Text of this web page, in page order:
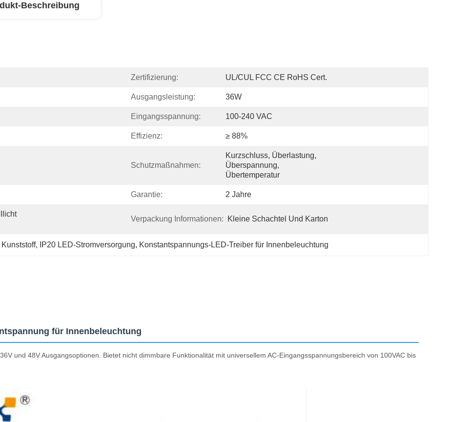
Beschreibung
Zertifizierung: UL/cUL FCC CE RoHS Cert.
Ausgangsleistung: 36W
Eingangsspannung: 100-240 VAC
Effizienz: ≥ 88%
Schutzmaßnahmen:
Kurzschluss, Überlastung,
Überspannung,
Übertemperatur
Garantie: 2 Jahre
Verpackung Informationen: Kleine Schachtel Und Karton
, IP20 LED-Stromversorgung, Konstantspannungs-LED-Treiber für Innenbeleuchtung
für Innenbeleuchtung
und 48V Ausgangsoptionen. Bietet nicht dimmbare Funktionalität mit universellem AC-Eingangsspannungsbereich von 100VAC bis